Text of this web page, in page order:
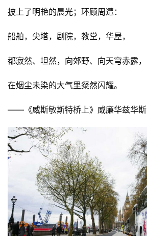
比
观
备
训
视
频
披上了明艳的晨光；环顾周遭：
船舶，尖塔，剧院，教堂，华屋，
都寂然、坦然，向郊野、向天穹赤露，
在烟尘未染的大气里粲然闪耀。
——《威斯敏斯特桥上》威廉华兹华斯